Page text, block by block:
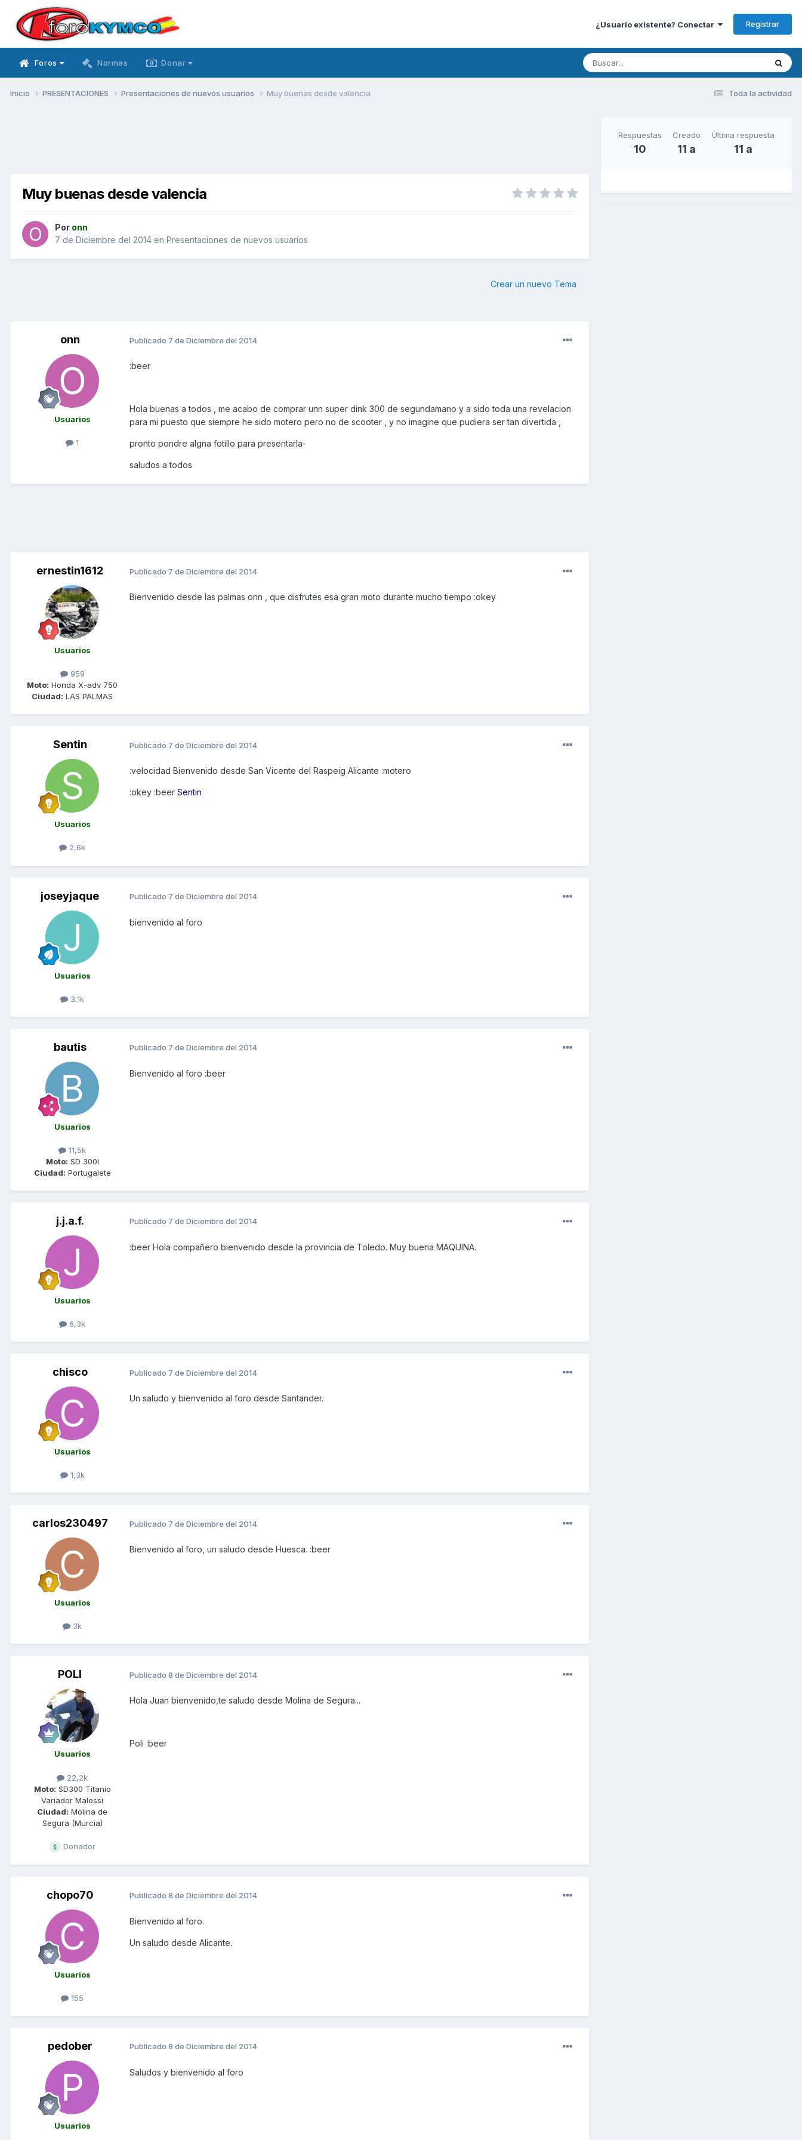
¿Usuario existente? Conectar Registrar
Foros Normas Donar
Toda la actividad
Inicio PRESENTACIONES Presentaciones de nuevos usuarios Muy buenas desde valencia
Muy buenas desde valencia
Por onn
7 de Diciembre del 2014 en Presentaciones de nuevos usuarios
Crear un nuevo Tema
onn
Usuarios
1
Publicado 7 de Diciembre del 2014
:beer
Hola buenas a todos , me acabo de comprar unn super dink 300 de segundamano y a sido toda una revelacion
para mi puesto que siempre he sido motero pero no de scooter , y no imagine que pudiera ser tan divertida ,
pronto pondre algna fotillo para presentarla-
saludos a todos
ernestin1612
Usuarios
959
Moto: Honda X-adv 750
Ciudad: LAS PALMAS
Publicado 7 de Diciembre del 2014
Bienvenido desde las palmas onn , que disfrutes esa gran moto durante mucho tiempo :okey
Sentin
Usuarios
2,6k
Publicado 7 de Diciembre del 2014
:velocidad Bienvenido desde San Vicente del Raspeig Alicante :motero
:okey :beer Sentin
joseyjaque
Usuarios
3,1k
Publicado 7 de Diciembre del 2014
bienvenido al foro
bautis
Usuarios
11,5k
Moto: SD 300I
Ciudad: Portugalete
Publicado 7 de Diciembre del 2014
Bienvenido al foro :beer
j.j.a.f.
Usuarios
6,3k
Publicado 7 de Diciembre del 2014
:beer Hola compañero bienvenido desde la provincia de Toledo. Muy buena MAQUINA.
chisco
Usuarios
1,3k
Publicado 7 de Diciembre del 2014
Un saludo y bienvenido al foro desde Santander.
carlos230497
Usuarios
3k
Publicado 7 de Diciembre del 2014
Bienvenido al foro, un saludo desde Huesca. :beer
POLI
Usuarios
22,2k
Moto: SD300 Titanio
Variador Malossi
Ciudad: Molina de
Segura (Murcia)
Donador
Publicado 8 de Diciembre del 2014
Hola Juan bienvenido,te saludo desde Molina de Segura...
Poli :beer
chopo70
Usuarios
155
Publicado 8 de Diciembre del 2014
Bienvenido al foro.
Un saludo desde Alicante.
pedober
Usuarios
Publicado 8 de Diciembre del 2014
Saludos y bienvenido al foro
Respuestas
10
Creado
11 a
Última respuesta
11 a